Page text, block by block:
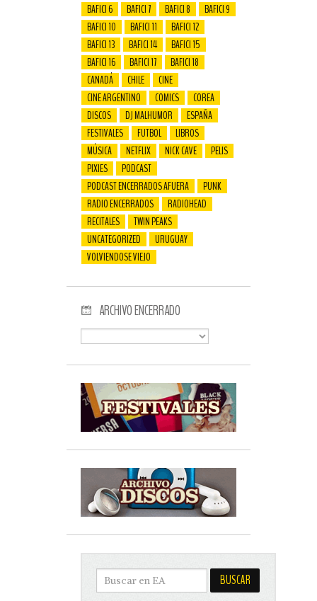
BAFICI 6
BAFICI 7 BAFICI 8
BAFICI 9
BAFICI 10
BAFICI 11
BAFICI 12
BAFICI 13
BAFICI 14
BAFICI 15
BAFICI 16
BAFICI 17
BAFICI 18
CANADÁ
CHILE
CINE
CINE ARGENTINO
COMICS
COREA
DISCOS
DJ MALHUMOR
ESPAÑA
FESTIVALES
FUTBOL
LIBROS
MÚSICA
NETFLIX NICK CAVE
PELIS
PIXIES
PODCAST
PODCAST ENCERRADOS AFUERA
PUNK
RADIO ENCERRADOS
RADIOHEAD
RECITALES
TWIN PEAKS
UNCATEGORIZED
URUGUAY
VOLVIENDOSE VIEJO
ARCHIVO ENCERRADO